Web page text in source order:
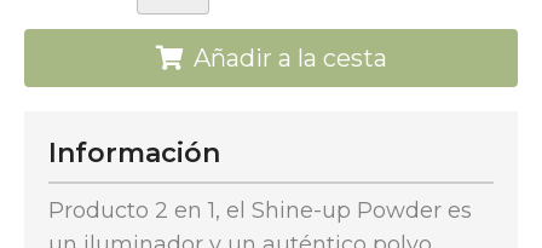
Añadir a la cesta
Información
Producto 2 en 1, el Shine-up Powder es